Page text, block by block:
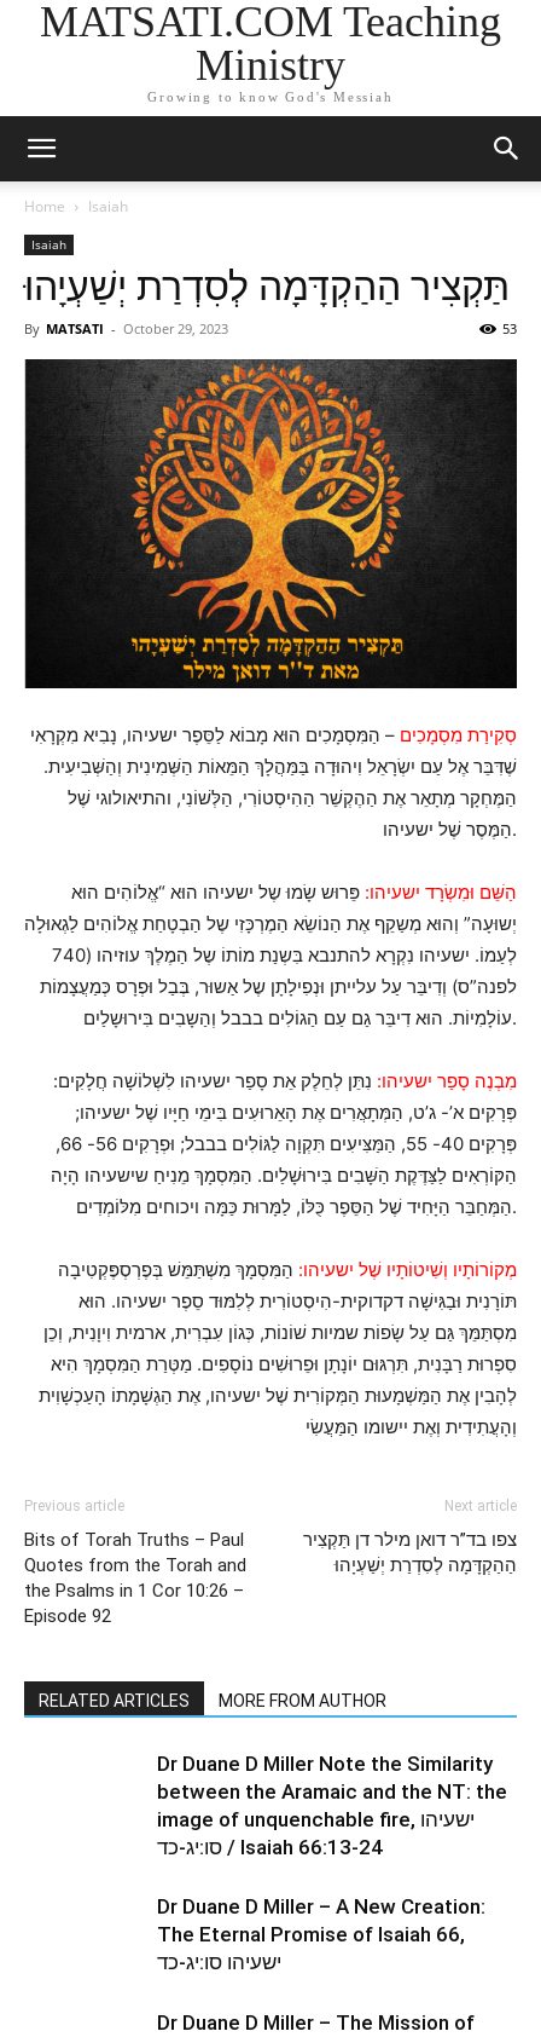
MATSATI.COM Teaching
Ministry
Growing to know God's Messiah
Home Isaiah
Isaiah
תַּקְצִיר הַהַקְדָּמָה לְסִדְרַת יְשַׁעְיָהוּ
By MATSATI - October 29, 2023 53
סְקִירַת מִסְמָכִים – הַמִּסְמָכִים הוּא מָבוֹא לַסֵּפֶר ישעיהו, נָבִיא מִקְרָאִי
שֶׁדִּבֵּר אֶל עַם יִשְׂרָאֵל וִיהוּדָה בַּמַּהֲלָךְ הַמֵּאוֹת הַשְּׁמִינִית וְהַשְּׁבִיעִית.
הַמֶּחְקָר מְתָאֵר אֶת הַהֶקְשֵׁר הַהִיסְטוֹרִי, הַלְּשׁוֹנִי, והתיאולוגי שֶׁל
הַמֶּסֶר שֶׁל ישעיהו.
הַשֵּׁם וּמִשְׂרָד ישעיהו: פֵּרוּש שָׂמוּ שֶל ישעיהו הוּא “אֱלוֹהִים הוּא
יְשוּעָה” וְהוּא מְשַקֵף אֶת הַנוֹשֵׂא הַמֶרְכָּזִי שֶל הַבְטָחַת אֱלוֹהִים לַגְאוּלָה
לְעַמוֹ. ישעיהו נִקְרָא להתנבא בִּשְנַת מוֹתוֹ שֶל הַמֶלֶךְ עוזיהו (740
לפנה”ס) וְדִיבֵּר עַל עלייתן וּנְפִילָתָן שֶל אַשוּר, בְּבַל וּפְרָס כְּמַעֲצָמוֹת
עוֹלָמִיוֹת. הוּא דִיבֵּר גַם עַם הַגוֹלִים בבבל וְהַשָבִים בִּירוּשָלַיִם.
מִבְנֶה סָפַר ישעיהו: נִתֵּן לְחֵלֶק אֵת סָפַר ישעיהו לִשְׁלוֹשָׁה חֲלָקִים:
פְּרָקִים א’- ג’ט, הַמְּתָאֲרִים אֶת הָאֵרוּעִים בִּימֵי חַיָּיו שֶׁל ישעיהו;
פְּרָקִים 40- 55, הַמַּצִּיעִים תִּקְוָה לַגּוֹלִים בבבל; וּפְרָקִים 56- 66,
הַקּוֹרְאִים לַצַּדֶּקֶת הַשָּׁבִים בִּירוּשָׁלַיִם. הַמִּסְמָךְ מֵנִיחַ שישעיהו הָיָה
הַמְּחַבֵּר הַיָּחִיד שֶׁל הַסֵּפֶר כֻּלּוֹ, לַמָּרוּת כַּמָּה ויכוחים מִלּוֹמְדִים.
מְקוֹרוֹתָיו וְשִׁיטוֹתָיו שֶׁל ישעיהו: הַמִּסְמָךְ מִשְׁתַּמֵּשׁ בְּפֶרְסְפֶּקְטִיבָה
תּוֹרָנִית וּבַגִּישָׁה דקדוקית-הִיסְטוֹרִית לְלִמּוּד סֵפֶר ישעיהו. הוּא
מִסְתַּמֵּךְ גַּם עַל שָׂפוֹת שמיות שׁוֹנוֹת, כְּגוֹן עִבְרִית, ארמית וִיוָנִית, וְכֵן
סִפְרוּת רַבָּנִית, תִּרְגּוּם יוֹנָתָן וּפֵרוּשִׁים נוֹסָפִים. מַטְּרַת הַמִּסְמָךְ הִיא
לְהָבִין אֶת הַמַּשְׁמָעוּת הַמְּקוֹרִית שֶׁל ישעיהו, אֶת הַגְשָׁמָתוֹ הָעַכְשָׁוִית
וְהָעֲתִידִית וְאֶת יישומו הַמַּעֲשִׂי
Previous article
Bits of Torah Truths – Paul
Quotes from the Torah and
the Psalms in 1 Cor 10:26 –
Episode 92
Next article
צפו בד”ר דואן מילר דן תַּקְצִיר
הַהַקְדָּמָה לְסִדְרַת יְשַׁעְיָהוּ
RELATED ARTICLES MORE FROM AUTHOR
Dr Duane D Miller Note the Similarity
between the Aramaic and the NT: the
image of unquenchable fire, ישעיהו
סו:יג-כד / Isaiah 66:13-24
Dr Duane D Miller – A New Creation:
The Eternal Promise of Isaiah 66,
ישעיהו סו:יג-כד
Dr Duane D Miller – The Mission of